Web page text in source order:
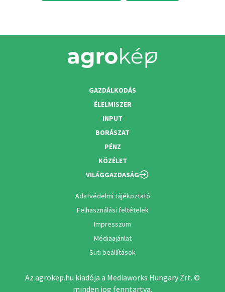
GAZDÁLKODÁS
ÉLELMISZER
INPUT
BORÁSZAT
PÉNZ
KÖZÉLET
VILÁGGAZDASÁG
Adatvédelmi tájékoztató
Felhasználási feltételek
Impresszum
Médiaajánlat
Süti beállítások
Az agrokep.hu kiadója a Mediaworks Hungary Zrt. ©
minden jog fenntartva.